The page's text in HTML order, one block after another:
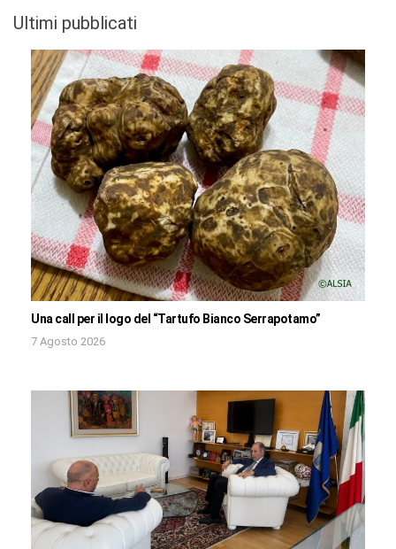
Ultimi pubblicati
Una call per il logo del “Tartufo Bianco Serrapotamo”
7 Agosto 2026